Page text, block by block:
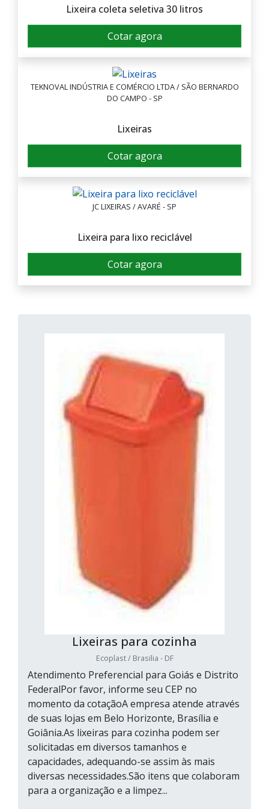
Lixeira coleta seletiva 30 litros
Cotar agora
TEKNOVAL INDÚSTRIA E COMÉRCIO LTDA / SÃO BERNARDO
DO CAMPO - SP
Lixeiras
Cotar agora
JC LIXEIRAS / AVARÉ - SP
Lixeira para lixo reciclável
Cotar agora
Lixeiras para cozinha
Ecoplast / Brasilia - DF
Atendimento Preferencial para Goiás e Distrito
FederalPor favor, informe seu CEP no
momento da cotaçãoA empresa atende através
de suas lojas em Belo Horizonte, Brasília e
Goiânia.As lixeiras para cozinha podem ser
solicitadas em diversos tamanhos e
capacidades, adequando-se assim às mais
diversas necessidades.São itens que colaboram
para a organização e a limpez...